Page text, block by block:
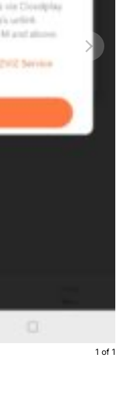
1 of 1